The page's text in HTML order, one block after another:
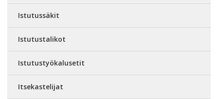
Istutussäkit
Istutustalikot
Istutustyökalusetit
Itsekastelijat